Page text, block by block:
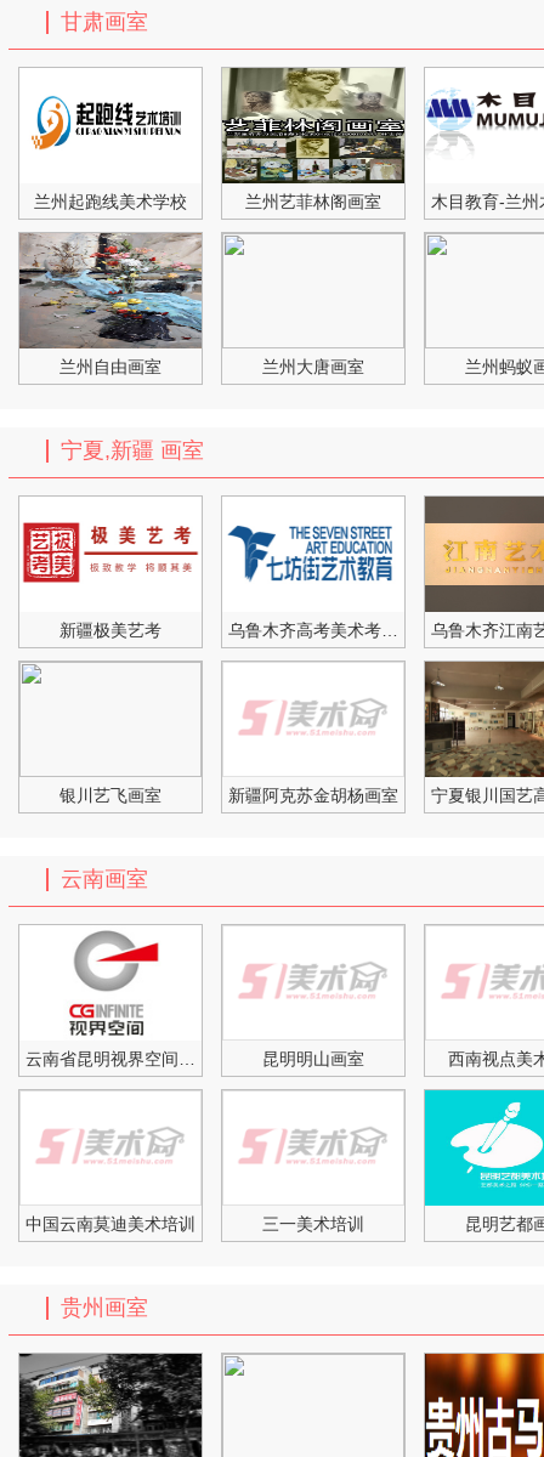
甘肃画室
兰州起跑线美术学校 兰州艺菲林阁画室
兰州自由画室 兰州大唐画室 兰州蚂蚁
宁夏,新疆 画室
新疆极美艺考
银川艺飞画室 新疆阿克苏金胡杨画室 宁夏银川国艺
云南画室
昆明明山画室 西南视点美
中国云南莫迪美术培训 三一美术培训 昆明艺都
贵州画室